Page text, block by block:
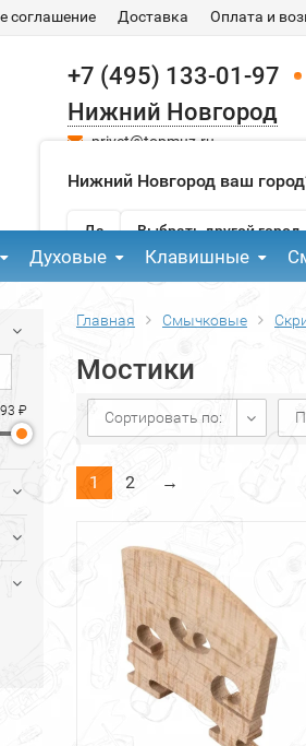
соглашение Доставка Оплата и
+7 (495) 133-01-97
Нижний Новгород
Нижний Новгород ваш
Да Выбрать другой город
privet@topmuz.ru
Духовые Клавишные
₽
Главная Смычковые
Мостики
Сортировать по:
1 2 →